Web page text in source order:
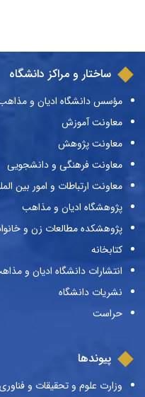
ساختار و مراکز دانشگاه
مؤسس دانشگاه ادیان و
معاونت آموزش
معاونت پژوهش
معاونت فرهنگی و دانشجویی
معاونت ارتباطات و امور بین
پژوهشگاه ادیان و مذاهب
پژوهشکده مطالعات زن و
کتابخانه
انتشارات دانشگاه ادیان و
نشریات دانشگاه
حراست
پیوندها
وزارت علوم و تحقیقات و فناوری